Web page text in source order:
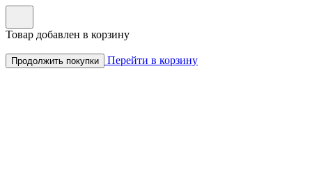
Товар добавлен в корзину
Продолжить покупки Перейти в корзину